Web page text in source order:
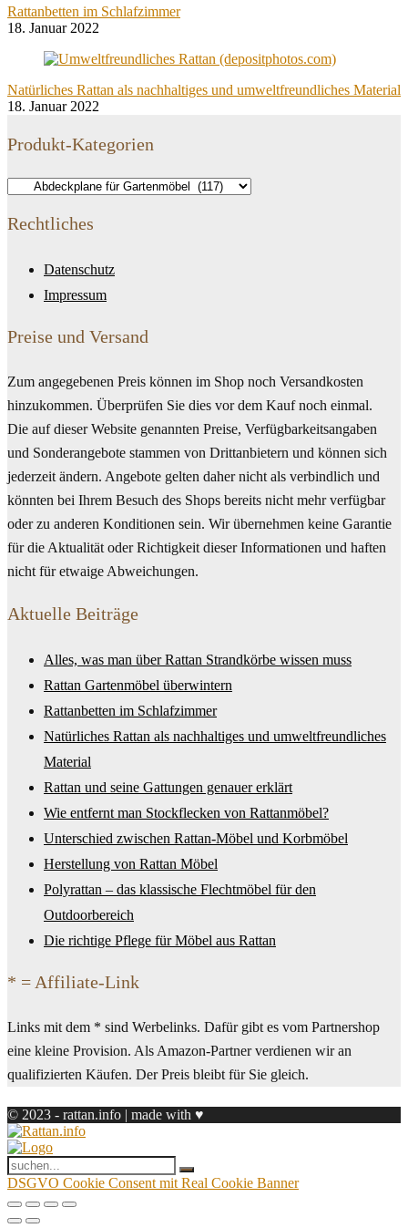
Rattanbetten im Schlafzimmer
18. Januar 2022
Natürliches Rattan als nachhaltiges und umweltfreundliches Material
18. Januar 2022
Produkt-Kategorien
Rechtliches
Datenschutz
Impressum
Preise und Versand
Zum angegebenen Preis können im Shop noch Versandkosten
hinzukommen. Überprüfen Sie dies vor dem Kauf noch einmal.
Die auf dieser Website genannten Preise, Verfügbarkeitsangaben
und Sonderangebote stammen von Drittanbietern und können sich
jederzeit ändern. Angebote gelten daher nicht als verbindlich und
könnten bei Ihrem Besuch des Shops bereits nicht mehr verfügbar
oder zu anderen Konditionen sein. Wir übernehmen keine Garantie
für die Aktualität oder Richtigkeit dieser Informationen und haften
nicht für etwaige Abweichungen.
Aktuelle Beiträge
Alles, was man über Rattan Strandkörbe wissen muss
Rattan Gartenmöbel überwintern
Rattanbetten im Schlafzimmer
Natürliches Rattan als nachhaltiges und umweltfreundliches
Material
Rattan und seine Gattungen genauer erklärt
Wie entfernt man Stockflecken von Rattanmöbel?
Unterschied zwischen Rattan-Möbel und Korbmöbel
Herstellung von Rattan Möbel
Polyrattan – das klassische Flechtmöbel für den
Outdoorbereich
Die richtige Pflege für Möbel aus Rattan
* = Affiliate-Link
Links mit dem * sind Werbelinks. Dafür gibt es vom Partnershop
eine kleine Provision. Als Amazon-Partner verdienen wir an
qualifizierten Käufen. Der Preis bleibt für Sie gleich.
© 2023 - rattan.info | made with ♥
DSGVO Cookie Consent mit Real Cookie Banner